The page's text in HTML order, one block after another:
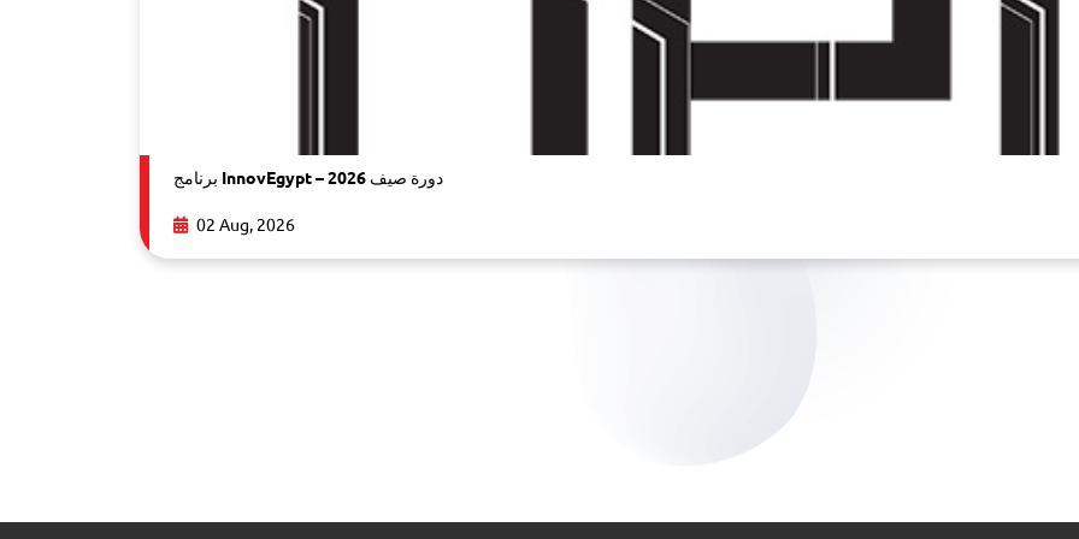
برنامج InnovEgypt – دورة صيف 2026
02 Aug, 2026